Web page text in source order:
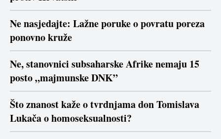
Ne nasjedajte: Lažne poruke o povratu poreza
ponovno kruže
Ne, stanovnici subsaharske Afrike nemaju 15
posto „majmunske DNK”
Što znanost kaže o tvrdnjama don Tomislava
Lukača o homoseksualnosti?